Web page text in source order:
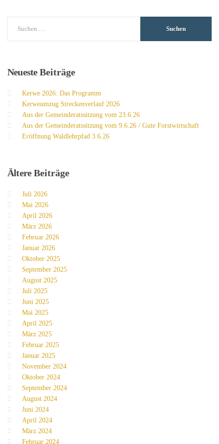
NeuesteBeiträge
Kerwe 2026: Das Programm
Kerweumzug Streckenverlauf 2026
Aus der Gemeinderatssitzung vom 23.6.26
Aus der Gemeinderatssitzung vom 9.6.26 / Gute Forstwirtschaft
Eröffnung Waldlehrpfad 3.6.26
ÄltereBeiträge
Juli 2026
Mai 2026
April 2026
März 2026
Februar 2026
Januar 2026
Oktober 2025
September 2025
August 2025
Juli 2025
Juni 2025
Mai 2025
April 2025
März 2025
Februar 2025
Januar 2025
November 2024
Oktober 2024
September 2024
August 2024
Juni 2024
April 2024
März 2024
Februar 2024